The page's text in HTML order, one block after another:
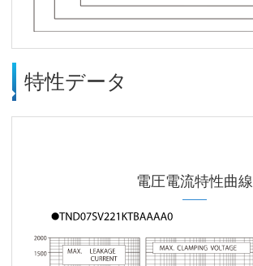
特性データ
電圧電流特性曲線